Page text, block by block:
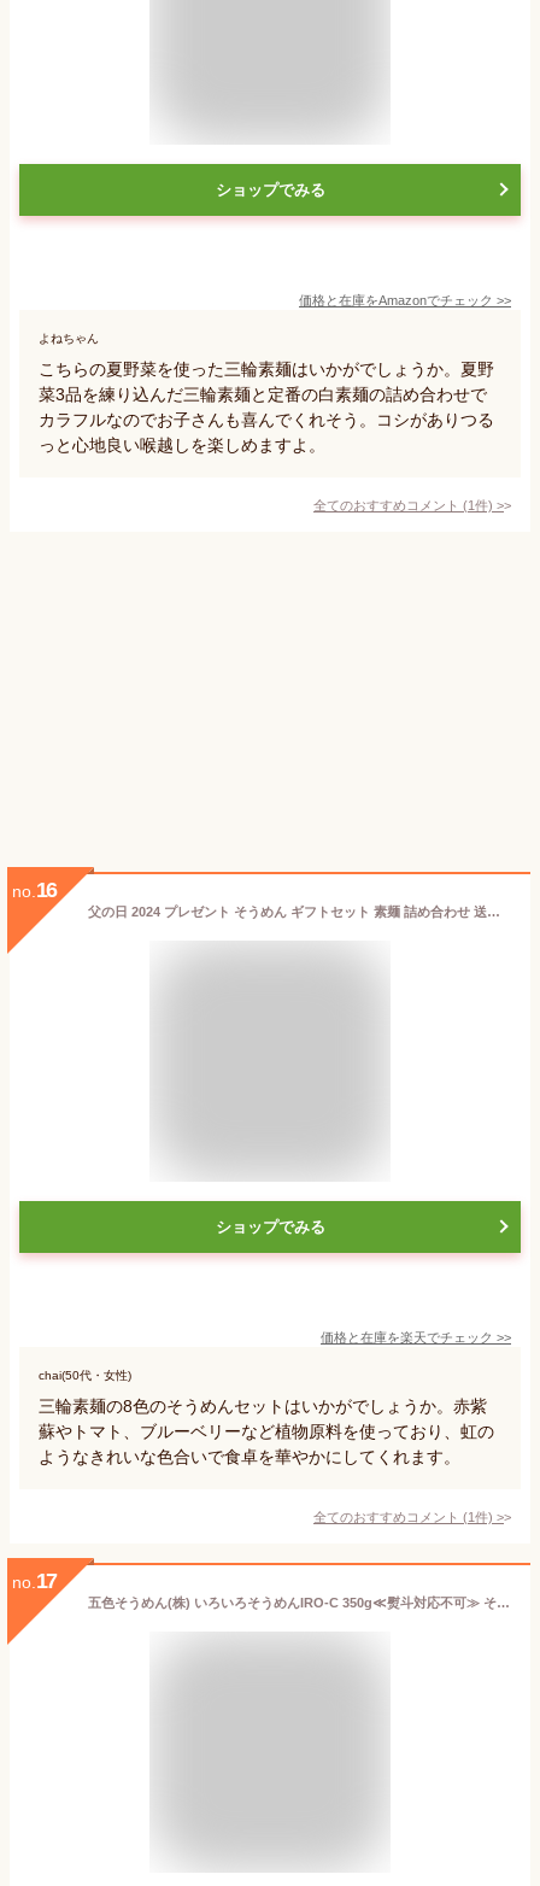
ショップでみる
価格と在庫をAmazonでチェック >>
よねちゃん
こちらの夏野菜を使った三輪素麺はいかがでしょうか。夏野
菜3品を練り込んだ三輪素麺と定番の白素麺の詰め合わせで
カラフルなのでお子さんも喜んでくれそう。コシがありつる
っと心地良い喉越しを楽しめますよ。
全てのおすすめコメント (1件) >
no. 16
父の日 2024 プレゼント そうめん ギフトセット 素麺 詰め合わせ 送料無料 三輪そうめん小西 RMW-30 みわのにじ 50g×16束 三輪そうめん 虹 三輪素麺 虹色 レインボー カラフル 出産内祝 内祝い 誕生日
ショップでみる
価格と在庫を楽天でチェック >>
chai(50代・女性)
三輪素麺の8色のそうめんセットはいかがでしょうか。赤紫
蘇やトマト、ブルーベリーなど植物原料を使っており、虹の
ようなきれいな色合いで食卓を華やかにしてくれます。
全てのおすすめコメント (1件) >
no. 17
五色そうめん(株) いろいろそうめんIRO-C 350g≪熨斗対応不可≫ そうめん カラフル いろいろそうめん 愛媛 麺